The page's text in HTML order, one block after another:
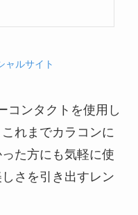
ャルサイト
コンタクトを使用し
れまでカラコンに
た方にも気軽に使
さを引き出すレン